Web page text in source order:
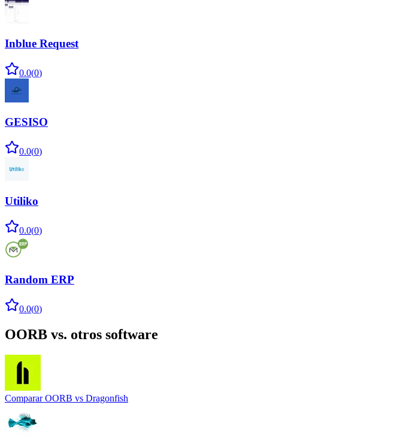
Inblue Request
0.0(0)
GESISO
0.0(0)
Utiliko
0.0(0)
Random ERP
0.0(0)
OORB vs. otros software
Comparar OORB vs Dragonfish